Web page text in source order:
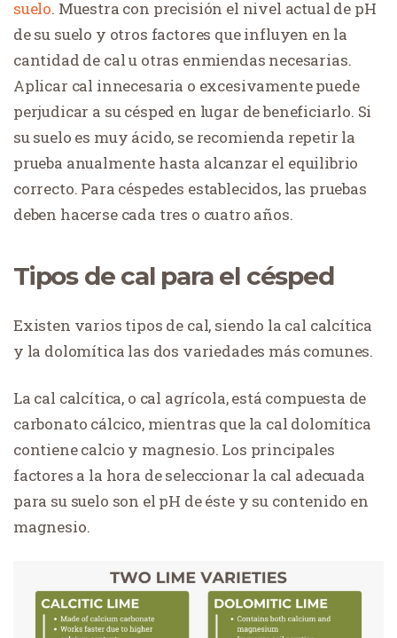
suelo. Muestra con precisión el nivel actual de pH
de su suelo y otros factores que influyen en la
cantidad de cal u otras enmiendas necesarias.
Aplicar cal innecesaria o excesivamente puede
perjudicar a su césped en lugar de beneficiarlo. Si
su suelo es muy ácido, se recomienda repetir la
prueba anualmente hasta alcanzar el equilibrio
correcto. Para céspedes establecidos, las pruebas
deben hacerse cada tres o cuatro años.
Tipos de cal para el césped
Existen varios tipos de cal, siendo la cal calcítica
y la dolomítica las dos variedades más comunes.
La cal calcítica, o cal agrícola, está compuesta de
carbonato cálcico, mientras que la cal dolomítica
contiene calcio y magnesio. Los principales
factores a la hora de seleccionar la cal adecuada
para su suelo son el pH de éste y su contenido en
magnesio.